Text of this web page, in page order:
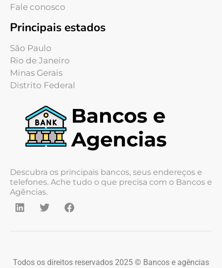
Fale conosco
Principais estados
São Paulo
Rio de Janeiro
Minas Gerais
Distrito Federal
Descubra os principais bancos, seus endereços e
telefones. Ache tudo o que precisa com o Bancos e
Agências.
Todos os direitos reservados 2025 © Bancos e agências